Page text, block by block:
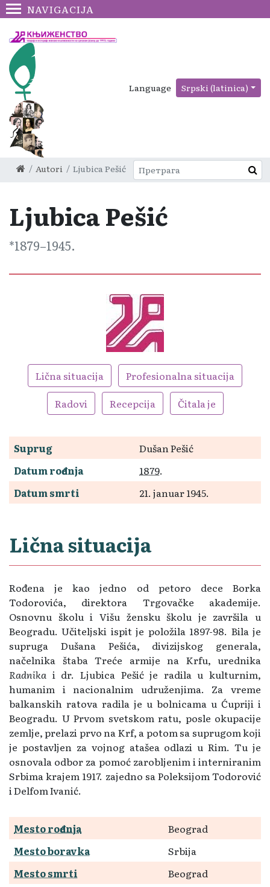
NAVIGACIJA
Language Srpski (latinica)
Autori Ljubica Pešić
Ljubica Pešić
1879–1945.
Lična situacija
Profesionalna situacija
Radovi
Recepcija Čitala je
Suprug
Dušan Pešić
Datum rođenja
1879.
Datum smrti
21. januar 1945.
Lična situacija
Rođena je kao jedno od petoro dece Borka
Todorovića, direktora Trgovačke akademije.
Osnovnu školu i Višu žensku školu je završila u
Beogradu. Učiteljski ispit je položila 1897-98. Bila je
supruga Dušana Pešića, divizijskog generala,
načelnika štaba Treće armije na Krfu, urednika
Radnika i dr. Ljubica Pešić je radila u kulturnim,
humanim i nacionalnim udruženjima. Za vreme
balkanskih ratova radila je u bolnicama u Ćupriji i
Beogradu. U Prvom svetskom ratu, posle okupacije
zemlje, prelazi prvo na Krf, a potom sa suprugom koji
je postavljen za vojnog atašea odlazi u Rim. Tu je
osnovala odbor za pomoć zarobljenim i interniranim
Srbima krajem 1917. zajedno sa Poleksijom Todorović
i Delfom Ivanić.
Mesto rođenja
Beograd
Mesto boravka
Srbija
Mesto smrti
Beograd